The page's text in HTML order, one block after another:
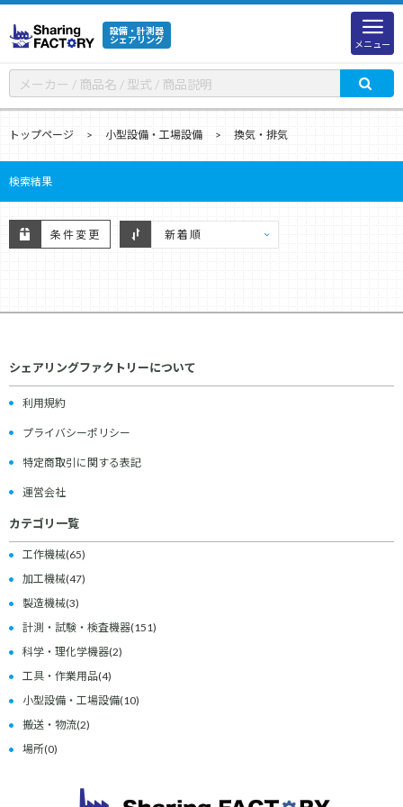
設備・計測器
シェアリング
メニュー
トップページ 小型設備・工場設備 換気・排気
検索結果
条件変更
シェアリングファクトリーについて
利用規約
プライバシーポリシー
特定商取引に関する表記
運営会社
カテゴリ一覧
工作機械(65)
加工機械(47)
製造機械(3)
計測・試験・検査機器(151)
科学・理化学機器(2)
工具・作業用品(4)
小型設備・工場設備(10)
搬送・物流(2)
場所(0)